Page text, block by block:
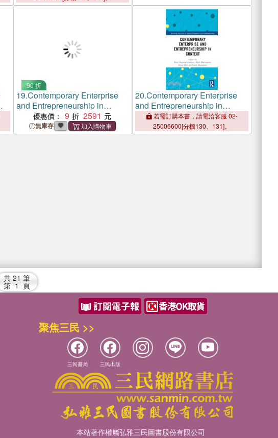
90 折
19.Contemporary Enterprise
and Entrepreneurship in
Context優惠價： 9 2591
無庫存
20.Contemporary Enterprise
and Entrepreneurship in
Context若需訂購本書，請電洽客服 02-
25006600[分機130、131]。
共 21 筆
第 1 頁
聚焦三民 >>
三民書局 三民出版
本站著作權屬弘雅三民圖書股份有限公司